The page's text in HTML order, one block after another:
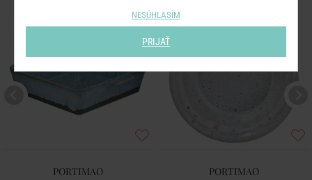
PORTIMAO PORTIMAO
NESÚHLASÍM
PRIJAŤ